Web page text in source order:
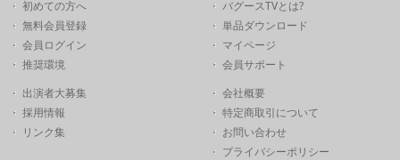
初めての方へ
無料会員登録
会員ログイン
推奨環境
バグースTVとは?
単品ダウンロード
マイページ
会員サポート
出演者大募集
採用情報
リンク集
会社概要
特定商取引について
お問い合わせ
プライバシーポリシー